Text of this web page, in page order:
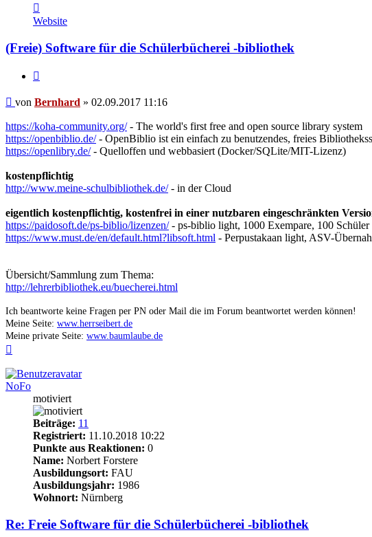
von
Bernhard
Website
(Freie) Software für die Schülerbücherei -bibliothek
Beitrag
von Bernhard » 02.09.2017 11:16
https://koha-community.org/- The world's first free and open source library system
https://openbiblio.de/- OpenBiblio ist ein einfach zu benutzendes, freies
https://openlibry.de/- Quelloffen und webbasiert (Docker/SQLite/MIT-Lizenz)
kostenpflichtig
http://www.meine-schulbibliothek.de/- in der Cloud
eigentlich kostenpflichtig, kostenfrei in einer nutzbaren eingeschränkten
https://paidosoft.de/ps-biblio/lizenzen/- ps-biblio light, 1000 Exempare, 100 Schüler
https://www.must.de/en/default.html?libsoft.html - Perpustakaan light, ASV-
Übersicht/Sammlung zum Thema:
http://lehrerbibliothek.eu/buecherei.html
Ich beantworte keine Fragen per PN oder Mail die im Forum beantwortet werden können!
Meine Seite: www.herrseibert.de
Meine private Seite: www.baumlaube.de
NoFo
motiviert
Beiträge: 11
Registriert: 11.10.2018 10:22
Punkte aus Reaktionen: 0
Name: Norbert Forstere
Ausbildungsort: FAU
Ausbildungsjahr: 1986
Wohnort: Nürnberg
Re: Freie Software für die Schülerbücherei -bibliothek